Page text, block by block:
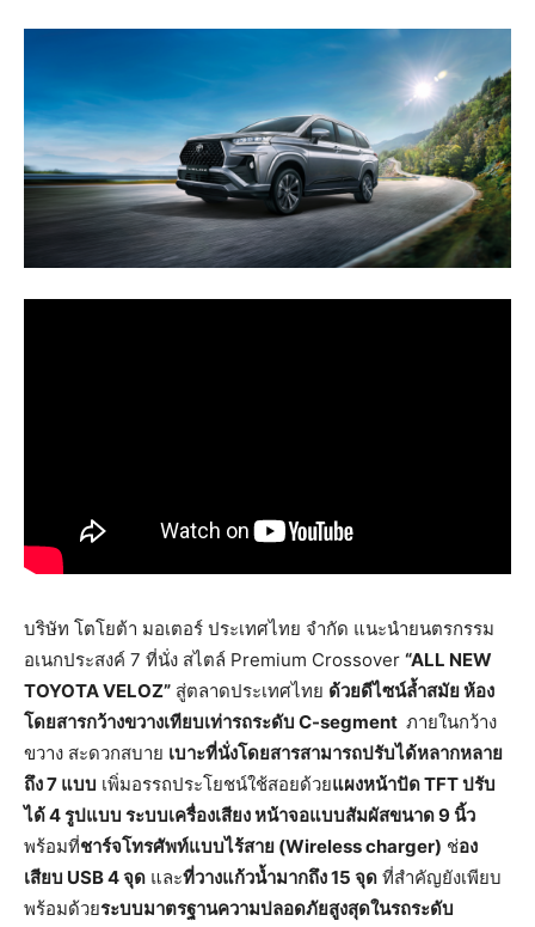
บริษัท โตโยต้า มอเตอร์ ประเทศไทย จำกัด แนะนำยนตรกรรม
อเนกประสงค์ 7 ที่นั่ง สไตล์ Premium Crossover “ALL NEW
TOYOTA VELOZ” สู่ตลาดประเทศไทย ด้วยดีไซน์ล้ำสมัย ห้อง
โดยสารกว้างขวางเทียบเท่ารถระดับ C-segment ภายในกว้าง
ขวาง สะดวกสบาย เบาะที่นั่งโดยสารสามารถปรับได้หลากหลาย
ถึง7 แบบ เพิ่มอรรถประโยชน์ใช้สอยด้วยแผงหน้าปัดTFT ปรับ
ได้ 4 รูปแบบ ระบบเครื่องเสียง หน้าจอแบบสัมผัสขนาด 9 นิ้ว
พร้อมที่ชาร์จโทรศัพท์แบบไร้สาย (Wireless charger) ช่อง
เสียบ USB 4 จุด และที่วางแก้วน้ำมากถึง15 จุด ที่สำคัญยังเพียบ
พร้อมด้วยระบบมาตรฐานความปลอดภัยสูงสุดในรถระดับ